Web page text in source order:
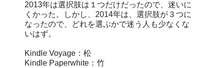
2013年は選択肢は１つだけだったので、迷いに
くかった。しかし、2014年は、選択肢が３つに
なったので、どれを選ぶかで迷う人も少なくな
いはず。
Kindle Voyage：松
Kindle Paperwhite：竹